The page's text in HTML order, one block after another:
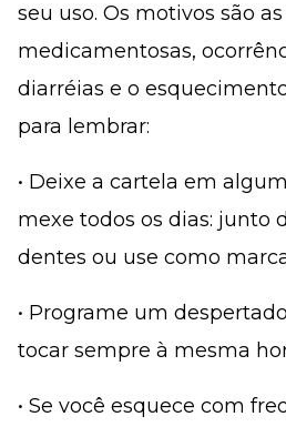
seu uso. Os motivos são
medicamentosas,
diarréias e o
para lembrar:
• Deixe a cartela em
mexe todos os dias: junto
dentes ou use como
• Programe um
tocar sempre à mesma
• Se você esquece com